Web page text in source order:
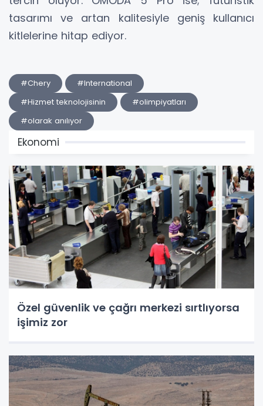
tasarımı ve artan kalitesiyle geniş kullanıcı
kitlelerine hitap ediyor.
#Chery
#International
#Hizmet teknolojisinin
#olimpiyatları
#olarak anılıyor
Ekonomi
Özel güvenlik ve çağrı merkezi sırtlıyorsa
işimiz zor